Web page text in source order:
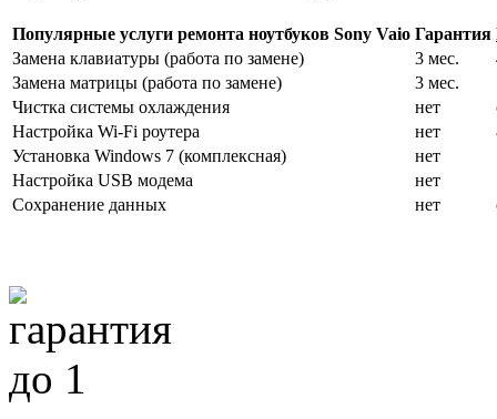
Популярные услуги ремонта ноутбуков Sony Vaio Гарантия
Замена клавиатуры (работа по замене)
3 мес.
Замена матрицы (работа по замене)
3 мес.
Чистка системы охлаждения
нет
Настройка Wi-Fi роутера
нет
Установка Windows 7 (комплексная)
нет
Настройка USB модема
нет
Сохранение данных
нет